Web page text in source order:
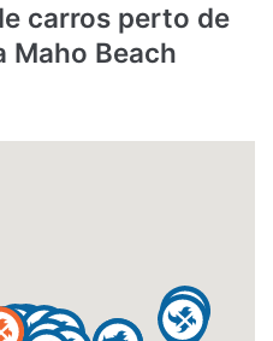
carros perto de
Maho Beach